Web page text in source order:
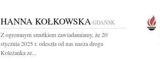
HANNA KOŁKOWSKA GDAŃSK
Z ogromnym smutkiem zawiadamiamy, że 20
stycznia 2025 r. odeszła od nas nasza droga
Koleżanka ze...